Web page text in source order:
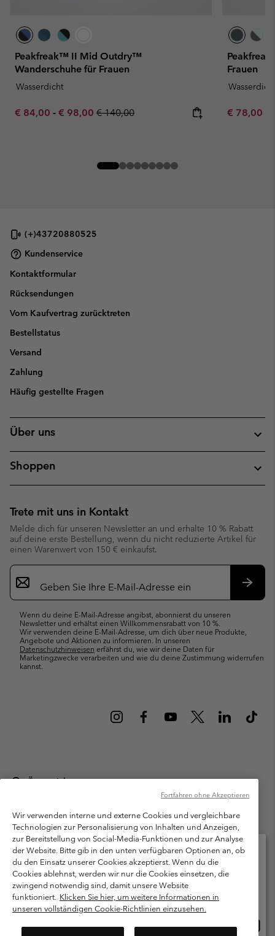
Peakfreak™ II Mid Outdry™
Wanderschuhe für Frauen
Wasserdicht
Minimum sale price:
€ 84,00 - Maximum sale price:
€ 98,00 Regular price:
€ 140,00
Frauen
Wasserdicht
Minimum
€ 78,00
(+)43720880525
Kundenservice
Kontaktformular
Rücksendungen
Vom Kaufvertrag zurücktreten
Bestellstatus
Versand
Zahlung
Häufig gestellte Fragen
Über uns
Shoppen
Trete mit uns in Kontakt
Melde dich für unseren Newsletter an und erhalte 10 % Rabatt
auf deine erste Bestellung, wenn du nicht reduzierte Artikel für
einen Warenwert von 150 € einkaufst.
Newsletter-
Anmeldung
Wenn du deine E-Mail-Adresse angibst, abonnierst du unseren
Newsletter und erhältst einen Willkommensrabatt von 10 %.
Wir verwenden deine E-Mail-Adresse, um dich über neue Produkte,
Angebote und Aktionen zu informieren. In unseren
Datenschutzhinweisen erfährst du, wie wir deine Daten für
Marketingzwecke verarbeiten und wie du deine Zustimmung widerrufen
kannst.
Österreich
Columbia Sportswear Austria GmbH. Moosfeldstraße 1, 5101
Bergheim, Salzburg Österreich. Alle Rechte vorbehalten.
Nutzungsbedingungen
Allgemeine Verkaufsbedingungen
Garantie
Datenschutzerklärung
Bestimmungen und Bedingungen des Mitglieder Programms
Nutzungsbedingungen Für Nutzergenerierte Inhalte
Cookies
Wir verwenden interne und externe Cookies und vergleichbare
Technologien zur Personalisierung von Inhalten und Anzeigen,
zur Bereitstellung von Social-Media-Funktionen und zur Analyse
der Website. Bitte gib in den unten verfügbaren Optionen an, ob
du den Einsatz unserer Cookies akzeptierst. Wenn du die
Cookies ablehnst, werden wir nur die Cookies einsetzen, die
zwingend notwendig sind, damit unsere Website
funktioniert. Klicken Sie hier, um weitere Informationen in
unseren vollständigen Cookie-Richtlinien einzusehen.
Fortfahren ohne Akzeptieren
Bitte wählen Sie Ihr Lieferland und Ihre Sprache
Online-Einkauf verfügbar